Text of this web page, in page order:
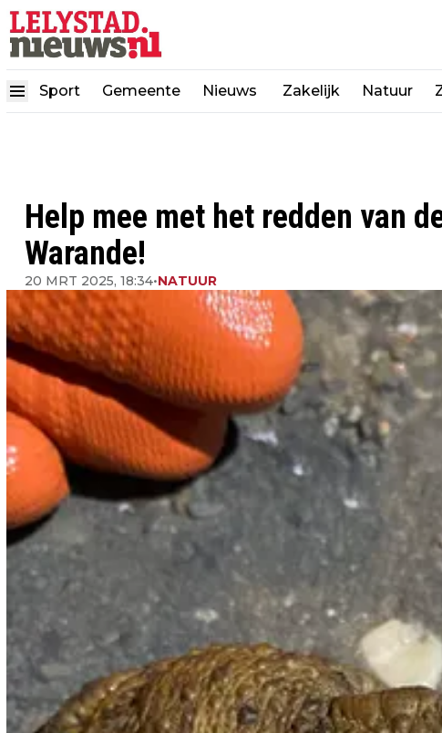
Sport Gemeente Nieuws Zakelijk Natuur
Help mee met het redden van
Warande!
20 MRT 2025, 18:34•NATUUR